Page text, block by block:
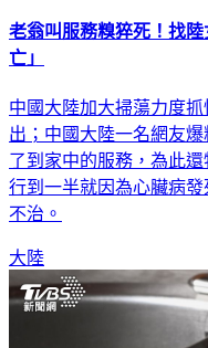
老翁叫服務糗猝死！找
亡」
中國大陸加大掃蕩力度
出；中國大陸一名網友
了到家中的服務，為此
行到一半就因為心臟病
不治。
大陸